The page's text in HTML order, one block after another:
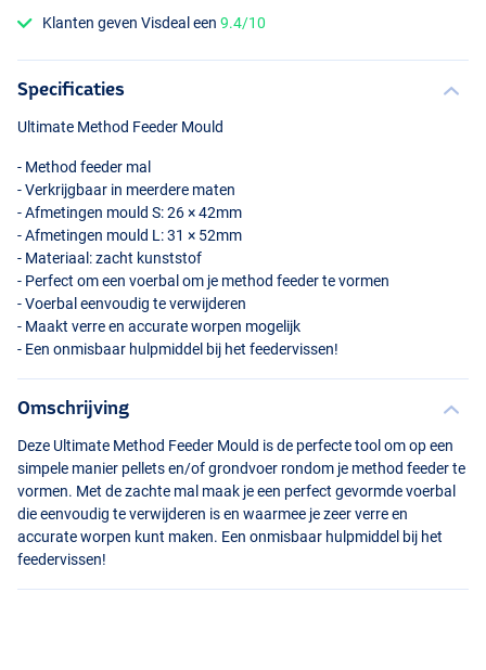
Klanten geven Visdeal een9.4/10
Specificaties
Ultimate Method Feeder Mould
- Method feeder mal
- Verkrijgbaar in meerdere maten
- Afmetingen mould S: 26 × 42mm
- Afmetingen mould L: 31 × 52mm
- Materiaal: zacht kunststof
- Perfect om een voerbal om je method feeder te vormen
- Voerbal eenvoudig te verwijderen
- Maakt verre en accurate worpen mogelijk
- Een onmisbaar hulpmiddel bij het feedervissen!
Omschrijving
Deze Ultimate Method Feeder Mould is de perfecte tool om op een
simpele manier pellets en/of grondvoer rondom je method feeder te
vormen. Met de zachte mal maak je een perfect gevormde voerbal
die eenvoudig te verwijderen is en waarmee je zeer verre en
accurate worpen kunt maken. Een onmisbaar hulpmiddel bij het
feedervissen!